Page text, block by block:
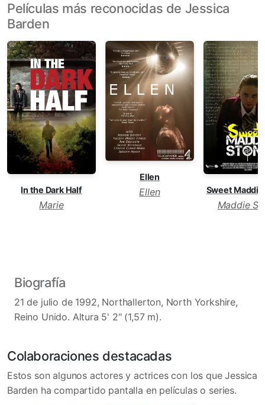
Películas más reconocidas de Jessica
Barden
In the Dark Half
Marie
Ellen
Ellen Sweet
Maddie
Biografía
21 de julio de 1992, Northallerton, North Yorkshire,
Reino Unido. Altura 5' 2" (1,57 m).
Colaboraciones destacadas
Estos son algunos actores y actrices con los que Jessica
Barden ha compartido pantalla en películas o series.